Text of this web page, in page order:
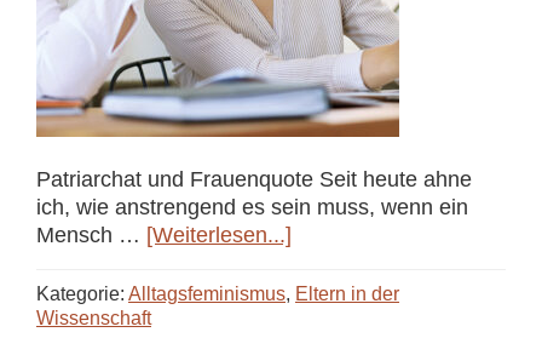
Patriarchat und Frauenquote Seit heute ahne
ich, wie anstrengend es sein muss, wenn ein
Mensch … [Weiterlesen...]
von
Kategorie: Alltagsfeminismus, Eltern in der
Wissenschaft